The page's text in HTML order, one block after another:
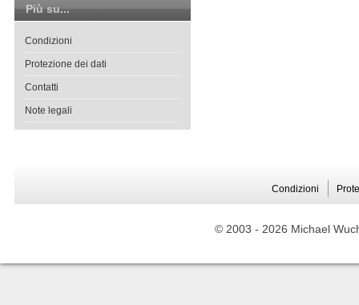
Più su...
Condizioni
Protezione dei dati
Contatti
Note legali
Condizioni
© 2003 - 2026 Michael